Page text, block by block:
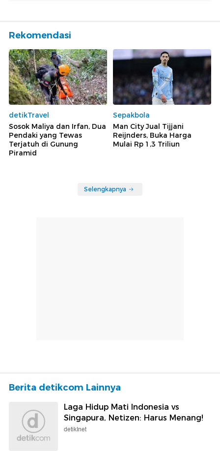
Rekomendasi
detikTravel
Sosok Maliya dan Irfan, Dua
Pendaki yang Tewas
Terjatuh di Gunung
Piramid
Sepakbola
Man City Jual Tijjani
Reijnders, Buka Harga
Mulai Rp 1,3 Triliun
Selengkapnya
Berita detikcom Lainnya
Laga Hidup Mati Indonesia vs
Singapura, Netizen: Harus Menang!
detikInet